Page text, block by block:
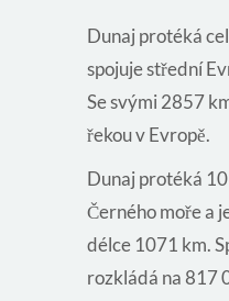
Dunaj protéká
spojuje střední
Se svými 2857
řekou v Evropě.
Dunaj protéká
Černého moře a
délce 1071 km.
rozkládá na 817